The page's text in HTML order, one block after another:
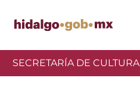
SECRETARÍA DE CULTURA